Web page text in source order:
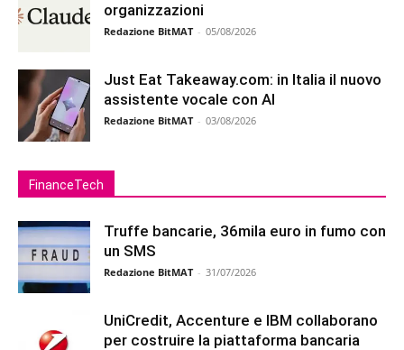
organizzazioni
Redazione BitMAT - 05/08/2026
Just Eat Takeaway.com: in Italia il nuovo
assistente vocale con AI
Redazione BitMAT - 03/08/2026
FinanceTech
Truffe bancarie, 36mila euro in fumo con
un SMS
Redazione BitMAT - 31/07/2026
UniCredit, Accenture e IBM collaborano
per costruire la piattaforma bancaria